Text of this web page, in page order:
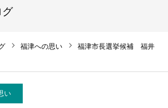
グ
福津への思い
福津市長選挙候補 福井
い